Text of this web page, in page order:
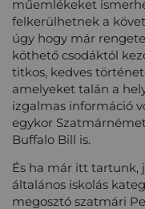
műemlékeket
felkerülhetnek a
úgy hogy már
köthető csodáktól
titkos, kedves
amelyeket talán a
izgalmas információ
egykor
Buffalo Bill is.
És ha már itt tartunk,
általános iskolás
megosztó szatmári